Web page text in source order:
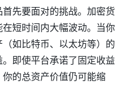
先要面对的挑战。加密货
短时间内大幅波动。当你
如比特币、以太坊等）的
即使平台承诺了固定收益
的总资产价值仍可能缩